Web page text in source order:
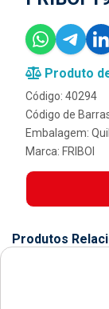
Produto
Código: 40294
Código de
Embalagem:
Marca: FRIBOI
Produtos